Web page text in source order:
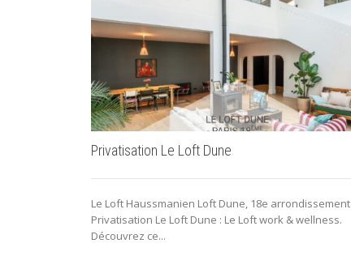
Privatisation Le Loft Dune
Le Loft Haussmanien Loft Dune, 18e arrondissement
Privatisation Le Loft Dune : Le Loft work & wellness.
Découvrez ce...